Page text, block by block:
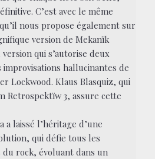
C’est avec le même
nous propose également sur
version de Mekanïk
qui s’autorise deux
hallucinantes de
Lockwood. Klaus Blasquiz, qui
Retrospektïw 3, assure cette
a laissé l’héritage d’une
qui défie tous les
rock, évoluant dans un